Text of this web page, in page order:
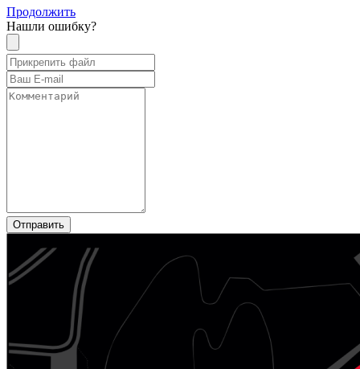
Продолжить
Нашли ошибку?